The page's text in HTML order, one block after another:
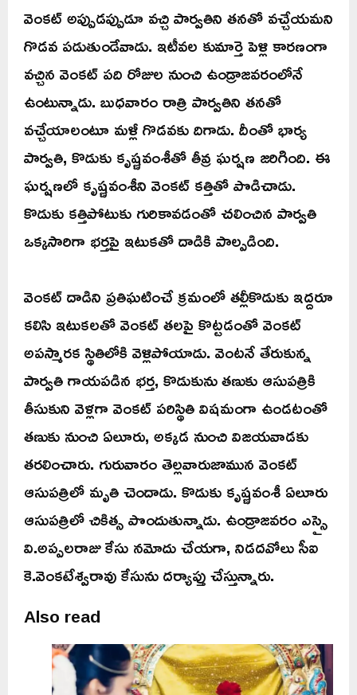
వెంకట్‌ అప్పుడప్పుడూ వచ్చి పార్వతిని తనతో వచ్చేయమని
గొడవ పడుతుండేవాడు. ఇటీవల కుమార్తె పెళ్లి కారణంగా
వచ్చిన వెంకట్‌ పది రోజుల నుంచి ఉండ్రాజవరంలోనే
ఉంటున్నాడు. బుధవారం రాత్రి పార్వతిని తనతో
వచ్చేయాలంటూ మళ్లీ గొడవకు దిగాడు. దీంతో భార్య
పార్వతి, కొడుకు కృష్ణవంశీతో తీవ్ర ఘర్షణ జరిగింది. ఈ
ఘర్షణలో కృష్ణవంశీని వెంకట్‌ కత్తితో పొడిచాడు.
కొడుకు కత్తిపోటుకు గురికావడంతో చలించిన పార్వతి
ఒక్కసారిగా భర్తపై ఇటుకతో దాడికి పాల్పడింది.
వెంకట్‌ దాడిని ప్రతిఘటించే క్రమంలో తల్లీకొడుకు ఇద్దరూ
కలిసి ఇటుకలతో వెంకట్‌ తలపై కొట్టడంతో వెంకట్‌
అపస్మారక స్థితిలోకి వెళ్లిపోయాడు. వెంటనే తేరుకున్న
పార్వతి గాయపడిన భర్త, కొడుకును తణుకు ఆసుపత్రికి
తీసుకుని వెళ్లగా వెంకట్‌ పరిస్థితి విషమంగా ఉండటంతో
తణుకు నుంచి ఏలూరు, అక్కడ నుంచి విజయవాడకు
తరలించారు. గురువారం తెల్లవారుజామున వెంకట్‌
ఆసుపత్రిలో మృతి చెందాడు. కొడుకు కృష్ణవంశీ ఏలూరు
ఆసుపత్రిలో చికిత్స పొందుతున్నాడు. ఉండ్రాజవరం ఎస్సై
వి.అప్పలరాజు కేసు నమోదు చేయగా, నిడదవోలు సీఐ
కె.వెంకటేశ్వరావు కేసును దర్యాప్తు చేస్తున్నారు.
Also read